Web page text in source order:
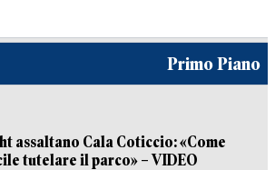
Primo Piano
assaltano Cala Coticcio: «Come
tutelare il parco» – VIDEO